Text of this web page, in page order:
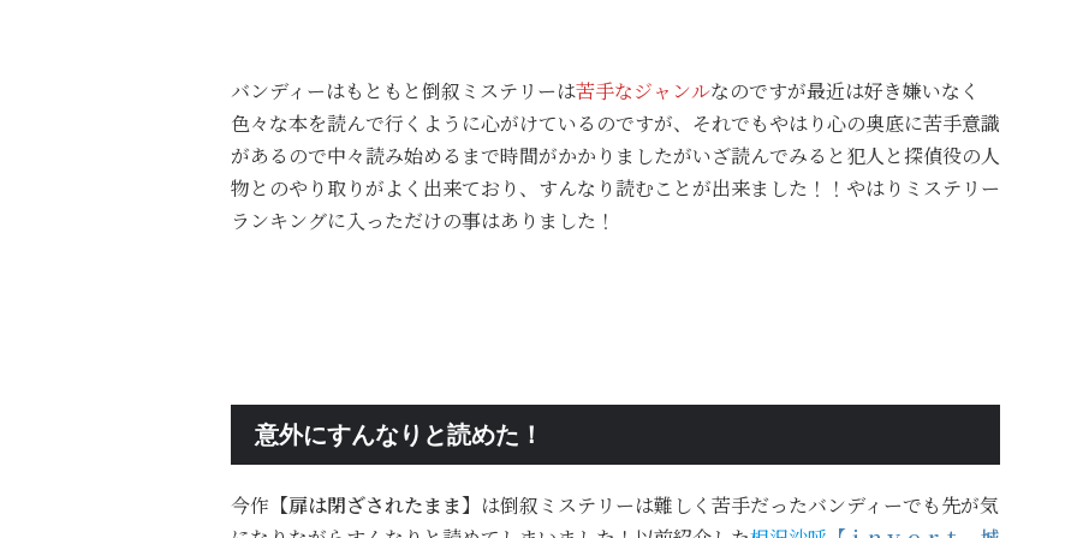
バンディーはもともと倒叙ミステリーは苦手なジャンルなのですが最近は好き嫌いなく
色々な本を読んで行くように心がけているのですが、それでもやはり心の奥底に苦手意識
があるので中々読み始めるまで時間がかかりましたがいざ読んでみると犯人と探偵役の人
物とのやり取りがよく出来ており、すんなり読むことが出来ました！！やはりミステリー
ランキングに入っただけの事はありました！
意外にすんなりと読めた！
今作 【扉は閉ざされたまま】 は倒叙ミステリーは難しく苦手だったバンディーでも先が気